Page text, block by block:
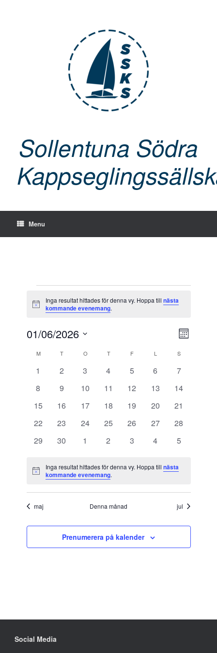
Sollentuna Södra
Menu
Notis
Inga resultat hittades för denna vy. Hoppa till nästa
kommande evenemang.
Vy-
navigering
Evenemang
Månad
01/06/2026
datum.
Kalender
Evenemang
M MÅNDAG
TTISDAG O ONSDAG
TTORSDAG
FFREDAGL LÖRDAGSSÖNDAG
0
1
0
2
0
3
0
4
0
5
0
6
0
7
0
8
0
9
0
10
0
11
0
12
0
13
0
14
0
15
0
16
0
17
0
18
0
19
0
20
0
21
0
22
0
23
0
24
0
25
0
26
0
27
0
28
0
29
0
30
0
1
0
2
0
3
0
4
0
5
Notis
Inga resultat hittades för denna vy. Hoppa till nästa
kommande evenemang.
maj Denna månad jul
Prenumerera på kalender
Social Media